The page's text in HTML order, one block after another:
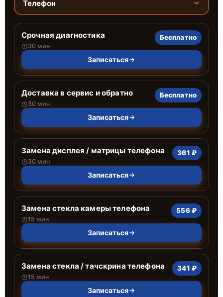
Телефон
Срочная диагностика
30 мин
Бесплатно
Записаться
Доставка в сервис и обратно
30 мин
Бесплатно
Записаться
Замена дисплея / матрицы телефона
30 мин
361 ₽
Записаться
Замена стекла камеры телефона
15 мин
556 ₽
Записаться
Замена стекла / тачскрина телефона
15 мин
341 ₽
Записаться